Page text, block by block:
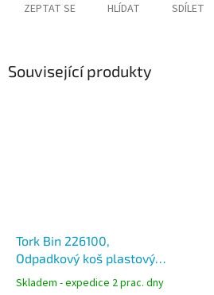
ZEPTAT SE HLÍDAT SDÍLET
Související produkty
Tork Bin 226100,
Odpadkový koš plastový
bílý, objem 20 litrů, B1
Skladem - expedice 2 prac. dny